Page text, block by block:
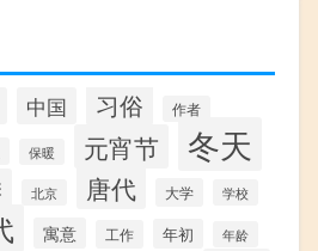
中国 习俗 作者
保暖 元宵节 冬天
北京 唐代 大学 学校
寓意 工作 年初 年龄